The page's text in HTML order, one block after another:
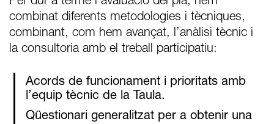
combinat diferents metodologies i tècniques,
combinant, com hem avançat, l’anàlisi tècnic i
la consultoria amb el treball participatiu:
Acords de funcionament i prioritats amb
l’equip tècnic de la Taula.
Qüestionari generalitzat per a obtenir una